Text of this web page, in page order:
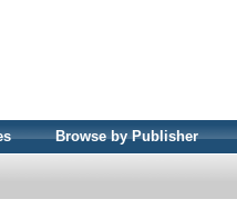
Browse by Publisher